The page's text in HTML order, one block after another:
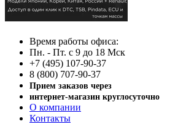
Время работы офиса:
Пн. - Пт. с 9 до 18 Мск
+7 (495) 107-90-37
8 (800) 707-90-37
Прием заказов через
интернет-магазин круглосуточно
О компании
Контакты